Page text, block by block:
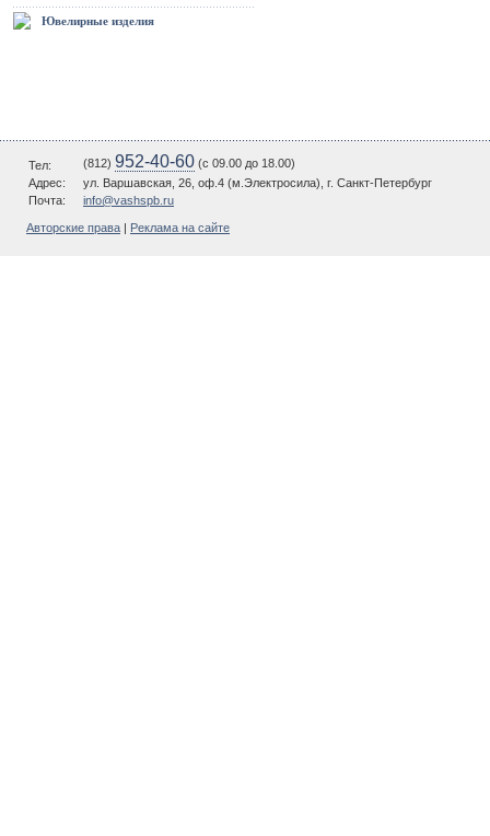
Ювелирные изделия
Тел: (812) 952-40-60 (c 09.00 до 18.00)
Адрес:
ул. Варшавская, 26, оф.4 (м.Электросила), г. Санкт-Петербург
Почта:
info@vashspb.ru
Авторские права Реклама на сайте